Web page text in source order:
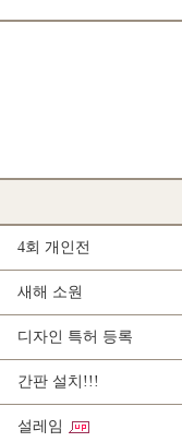
4회 개인전
새해 소원
디자인 특허 등록
간판 설치!!!
설레임